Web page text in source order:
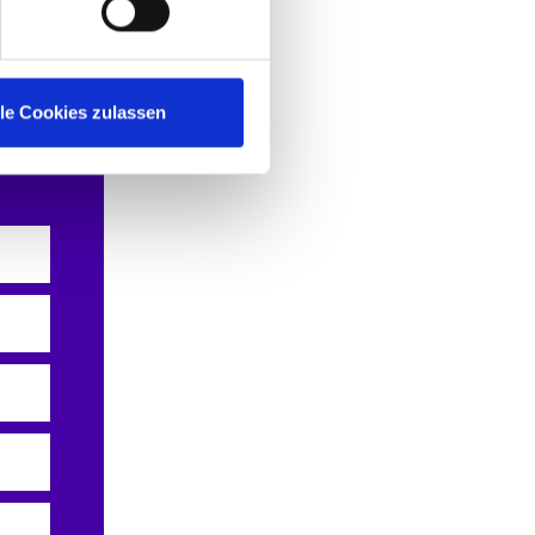
Cookies zulassen